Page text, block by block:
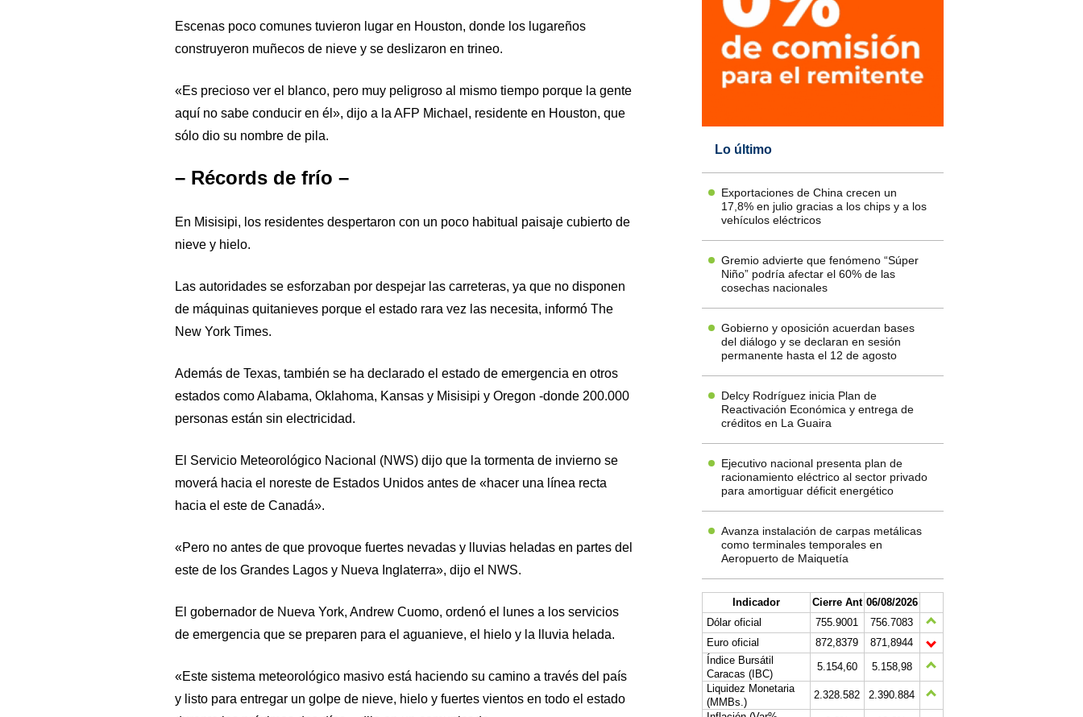
Escenas poco comunes tuvieron lugar en Houston, donde los lugareños
construyeron muñecos de nieve y se deslizaron en trineo.
«Es precioso ver el blanco, pero muy peligroso al mismo tiempo porque la gente
aquí no sabe conducir en él», dijo a la AFP Michael, residente en Houston, que
sólo dio su nombre de pila.
– Récords de frío –
En Misisipi, los residentes despertaron con un poco habitual paisaje cubierto de
nieve y hielo.
Las autoridades se esforzaban por despejar las carreteras, ya que no disponen
de máquinas quitanieves porque el estado rara vez las necesita, informó The
New York Times.
Además de Texas, también se ha declarado el estado de emergencia en otros
estados como Alabama, Oklahoma, Kansas y Misisipi y Oregon -donde 200.000
personas están sin electricidad.
El Servicio Meteorológico Nacional (NWS) dijo que la tormenta de invierno se
moverá hacia el noreste de Estados Unidos antes de «hacer una línea recta
hacia el este de Canadá».
«Pero no antes de que provoque fuertes nevadas y lluvias heladas en partes del
este de los Grandes Lagos y Nueva Inglaterra», dijo el NWS.
El gobernador de Nueva York, Andrew Cuomo, ordenó el lunes a los servicios
de emergencia que se preparen para el aguanieve, el hielo y la lluvia helada.
«Este sistema meteorológico masivo está haciendo su camino a través del país
y listo para entregar un golpe de nieve, hielo y fuertes vientos en todo el estado
Lo último
Exportaciones de China crecen un
17,8% en julio gracias a los chips y a los
vehículos eléctricos
Gremio advierte que fenómeno “Súper
Niño” podría afectar el 60% de las
cosechas nacionales
Gobierno y oposición acuerdan bases
del diálogo y se declaran en sesión
permanente hasta el 12 de agosto
Delcy Rodríguez inicia Plan de
Reactivación Económica y entrega de
créditos en La Guaira
Ejecutivo nacional presenta plan de
racionamiento eléctrico al sector privado
para amortiguar déficit energético
Avanza instalación de carpas metálicas
como terminales temporales en
Aeropuerto de Maiquetía
Indicador Cierre Ant 06/08/2026
Dólar oficial
755.9001
756.7083
Euro oficial
872,8379
871,8944
Índice Bursátil
Caracas (IBC)
5.154,60
5.158,98
Liquidez Monetaria
(MMBs.)
2.328.582
2.390.884